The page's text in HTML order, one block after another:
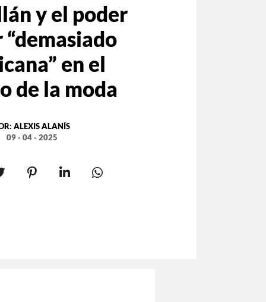
y el poder
“demasiado
en el
de la moda
ALEXIS ALANÍS
09 - 04 - 2025